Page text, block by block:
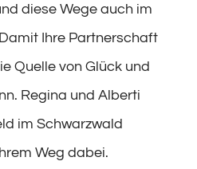
diese Wege auch im
Ihre Partnerschaft
Quelle von Glück und
Regina und Alberti
im Schwarzwald
Weg dabei.